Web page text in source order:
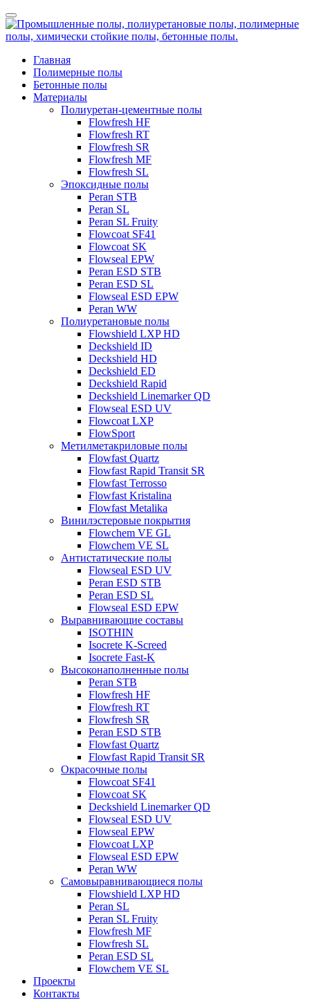
Главная
Полимерные полы
Бетонные полы
Материалы
Полиуретан-цементные полы
Flowfresh HF
Flowfresh RT
Flowfresh SR
Flowfresh MF
Flowfresh SL
Эпоксидные полы
Peran STB
Peran SL
Peran SL Fruity
Flowcoat SF41
Flowcoat SK
Flowseal EPW
Peran ESD STB
Peran ESD SL
Flowseal ESD EPW
Peran WW
Полиуретановые полы
Flowshield LXP HD
Deckshield ID
Deckshield HD
Deckshield ED
Deckshield Rapid
Deckshield Linemarker QD
Flowseal ESD UV
Flowcoat LXP
FlowSport
Метилметакриловые полы
Flowfast Quartz
Flowfast Rapid Transit SR
Flowfast Terrosso
Flowfast Kristalina
Flowfast Metalika
Винилэстеровые покрытия
Flowchem VE GL
Flowchem VE SL
Антистатические полы
Flowseal ESD UV
Peran ESD STB
Peran ESD SL
Flowseal ESD EPW
Выравнивающие составы
ISOTHIN
Isocrete K-Screed
Isocrete Fast-K
Высоконаполненные полы
Peran STB
Flowfresh HF
Flowfresh RT
Flowfresh SR
Peran ESD STB
Flowfast Quartz
Flowfast Rapid Transit SR
Окрасочные полы
Flowcoat SF41
Flowcoat SK
Deckshield Linemarker QD
Flowseal ESD UV
Flowseal EPW
Flowcoat LXP
Flowseal ESD EPW
Peran WW
Самовыравнивающиеся полы
Flowshield LXP HD
Peran SL
Peran SL Fruity
Flowfresh MF
Flowfresh SL
Peran ESD SL
Flowchem VE SL
Проекты
Контакты